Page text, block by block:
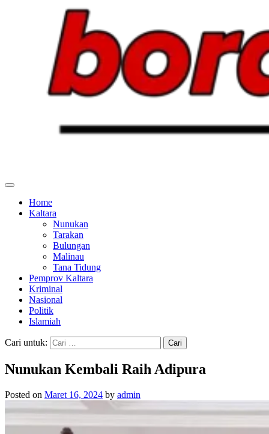
Home
Kaltara
Nunukan
Tarakan
Bulungan
Malinau
Tana Tidung
Pemprov Kaltara
Kriminal
Nasional
Politik
Islamiah
Cari untuk:
Nunukan Kembali Raih Adipura
Posted on Maret 16, 2024 by admin